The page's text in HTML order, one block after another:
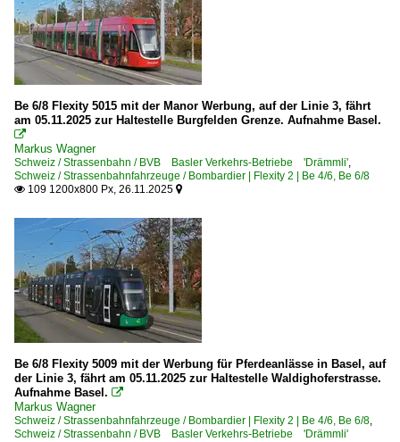
Be 6/8 Flexity 5015 mit der Manor Werbung, auf der Linie 3, fährt
am 05.11.2025 zur Haltestelle Burgfelden Grenze. Aufnahme Basel.

Markus Wagner
Schweiz / Strassenbahn / BVB Basler Verkehrs-Betriebe 'Drämmli',
Schweiz / Strassenbahnfahrzeuge / Bombardier | Flexity 2 | Be 4/6, Be 6/8
 109 1200x800 Px, 26.11.2025 
Be 6/8 Flexity 5009 mit der Werbung für Pferdeanlässe in Basel, auf
der Linie 3, fährt am 05.11.2025 zur Haltestelle Waldighoferstrasse.
Aufnahme Basel. 
Markus Wagner
Schweiz / Strassenbahnfahrzeuge / Bombardier | Flexity 2 | Be 4/6, Be 6/8,
Schweiz / Strassenbahn / BVB Basler Verkehrs-Betriebe 'Drämmli'